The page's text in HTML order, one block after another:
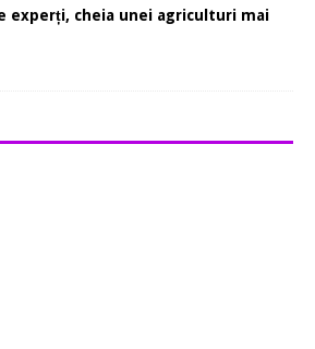
experți, cheia unei agriculturi mai